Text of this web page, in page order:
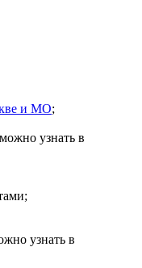
и МО;
узнать в
узнать в